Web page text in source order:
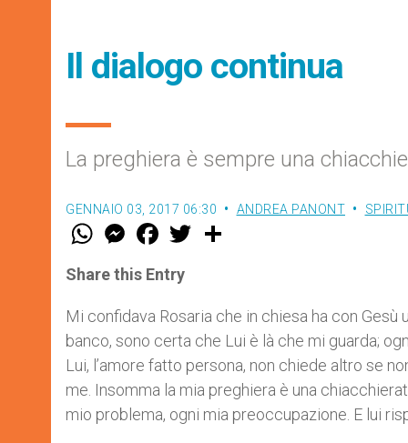
Il dialogo continua
La preghiera è sempre una
GENNAIO 03, 2017 06:30 ANDREA PANONT
W
t
s
p
p
M
e
s
e
g
e
r
F
a
e
b
o
k
w
r
Share this Entry
Mi confidava Rosaria che in chiesa ha con
banco, sono certa che Lui è là che mi guarda;
Lui, l’amore fatto persona, non chiede altro se
me. Insomma la mia preghiera è una
mio problema, ogni mia preoccupazione. E lui